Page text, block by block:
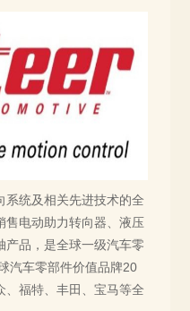
统及相关先进技术的全
售电动助力转向器、液压
产品，是全球一级汽车零
汽车零部件价值品牌20
、福特、丰田、宝马等全